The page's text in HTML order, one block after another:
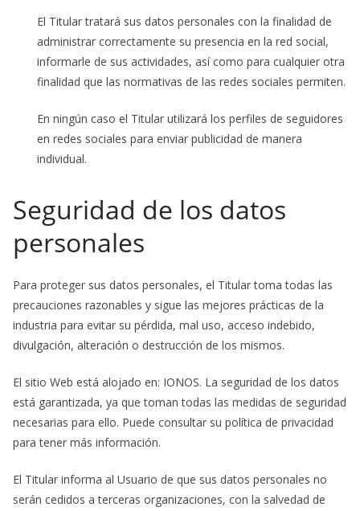
El Titular tratará sus datos personales con la finalidad de
administrar correctamente su presencia en la red social,
informarle de sus actividades, así como para cualquier otra
finalidad que las normativas de las redes sociales permiten.
En ningún caso el Titular utilizará los perfiles de seguidores
en redes sociales para enviar publicidad de manera
individual.
Seguridad de los datos
personales
Para proteger sus datos personales, el Titular toma todas las
precauciones razonables y sigue las mejores prácticas de la
industria para evitar su pérdida, mal uso, acceso indebido,
divulgación, alteración o destrucción de los mismos.
El sitio Web está alojado en: IONOS. La seguridad de los datos
está garantizada, ya que toman todas las medidas de seguridad
necesarias para ello. Puede consultar su política de privacidad
para tener más información.
El Titular informa al Usuario de que sus datos personales no
serán cedidos a terceras organizaciones, con la salvedad de